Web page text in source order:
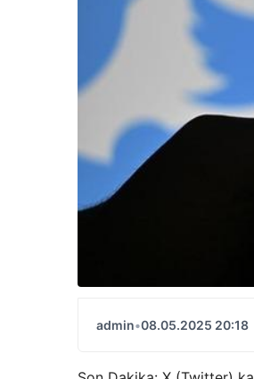
admin•08.05.2025 20:18